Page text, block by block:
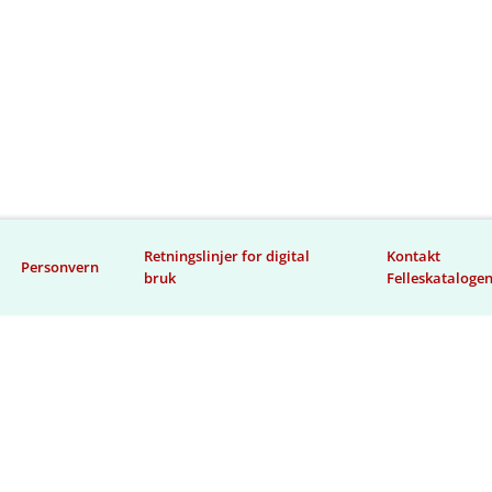
Personvern
Retningslinjer for digital
bruk
Kontakt
Felleskatalogen